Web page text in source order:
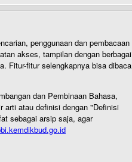
penggunaan dan pembacaan
akses, tampilan dengan berbagai
Fitur-fitur selengkapnya bisa dibaca
dan Pembinaan Bahasa,
arti atau definisi dengan "Definisi
sebagai arsip saja, agar